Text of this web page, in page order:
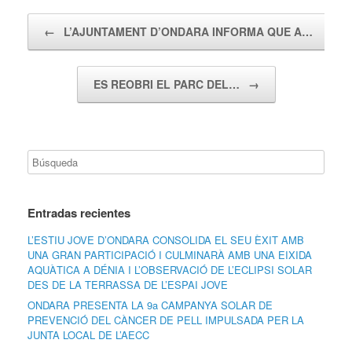
← L’AJUNTAMENT D’ONDARA INFORMA QUE A…
ES REOBRI EL PARC DEL… →
Entradas recientes
L’ESTIU JOVE D’ONDARA CONSOLIDA EL SEU ÈXIT AMB
UNA GRAN PARTICIPACIÓ I CULMINARÀ AMB UNA EIXIDA
AQUÀTICA A DÉNIA I L’OBSERVACIÓ DE L’ECLIPSI SOLAR
DES DE LA TERRASSA DE L’ESPAI JOVE
ONDARA PRESENTA LA 9a CAMPANYA SOLAR DE
PREVENCIÓ DEL CÀNCER DE PELL IMPULSADA PER LA
JUNTA LOCAL DE L’AECC